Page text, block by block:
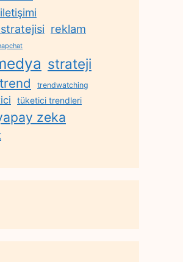
reklam
strateji
trend trendwatching
tüketici trendleri
zeka